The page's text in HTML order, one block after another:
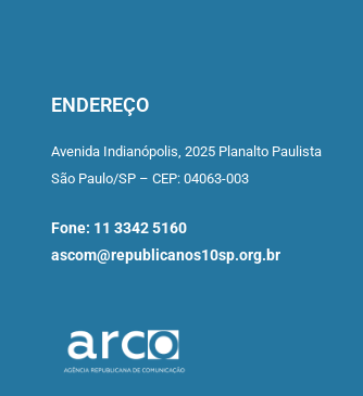
ENDEREÇO
Avenida Indianópolis, 2025 Planalto Paulista
São Paulo/SP – CEP: 04063-003
Fone: 11 3342 5160
ascom@republicanos10sp.org.br